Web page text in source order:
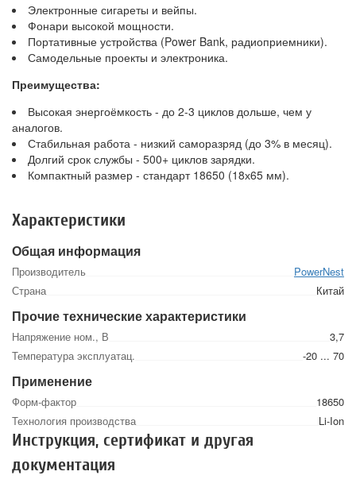
Электронные сигареты и вейпы.
Фонари высокой мощности.
Портативные устройства (Power Bank, радиоприемники).
Самодельные проекты и электроника.
Преимущества:
Высокая энергоёмкость - до 2-3 циклов дольше, чем у
аналогов.
Стабильная работа - низкий саморазряд (до 3% в месяц).
Долгий срок службы - 500+ циклов зарядки.
Компактный размер - стандарт 18650 (18х65 мм).
Характеристики
Общая информация
Производитель
PowerNest
Страна
Китай
Прочие технические характеристики
Напряжение ном., В
3,7
Температура эксплуатац.
-20 ... 70
Применение
Форм-фактор
18650
Технология производства
Li-Ion
Инструкция, сертификат и другая
документация